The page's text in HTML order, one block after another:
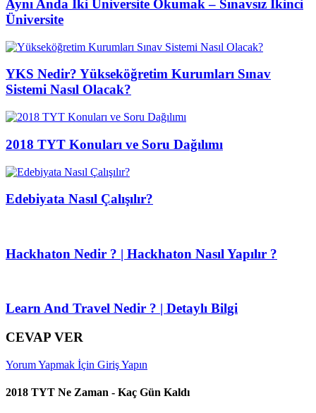
Aynı Anda İki Üniversite Okumak – Sınavsız İkinci
Üniversite
YKS Nedir? Yükseköğretim Kurumları Sınav
Sistemi Nasıl Olacak?
2018 TYT Konuları ve Soru Dağılımı
Edebiyata Nasıl Çalışılır?
Hackhaton Nedir ? | Hackhaton Nasıl Yapılır ?
Learn And Travel Nedir ? | Detaylı Bilgi
CEVAP VER
Yorum Yapmak İçin Giriş Yapın
2018 TYT Ne Zaman - Kaç Gün Kaldı